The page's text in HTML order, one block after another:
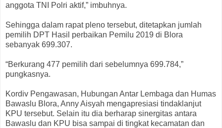
anggota TNI Polri aktif,” imbuhnya.
Sehingga dalam rapat pleno tersebut, ditetapkan jumlah
pemilih DPT Hasil perbaikan Pemilu 2019 di Blora
sebanyak 699.307.
“Berkurang 477 pemilih dari sebelumnya 699.784,”
pungkasnya.
Kordiv Pengawasan, Hubungan Antar Lembaga dan Humas
Bawaslu Blora, Anny Aisyah mengapresiasi tindaklanjut
KPU tersebut. Selain itu dia berharap sinergitas antara
Bawaslu dan KPU bisa sampai di tingkat kecamatan dan